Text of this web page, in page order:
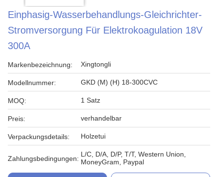
Einphasig-Wasserbehandlungs-Gleichrichter-
Stromversorgung Für Elektrokoagulation 18V
300A
Markenbezeichnung: Xingtongli
Modellnummer: GKD (M) (H) 18-300CVC
MOQ: 1 Satz
Preis: verhandelbar
Verpackungsdetails: Holzetui
Zahlungsbedingungen:
L/C, D/A, D/P, T/T, Western Union,
MoneyGram, Paypal